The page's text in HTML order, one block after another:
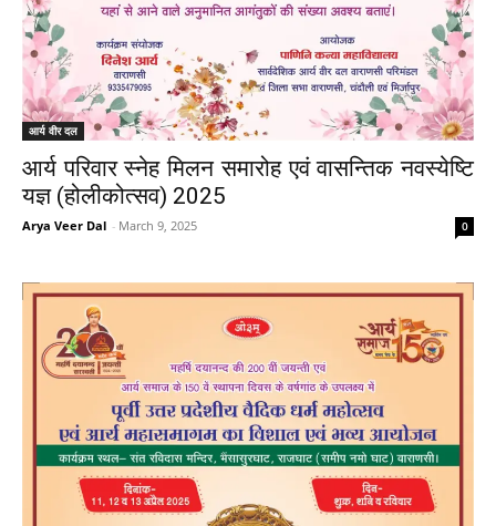
आर्य वीर दल
आर्य परिवार स्नेह मिलन समारोह एवं वासन्तिक नवस्येष्टि
यज्ञ (होलीकोत्सव) 2025
Arya Veer Dal - March 9, 2025 0